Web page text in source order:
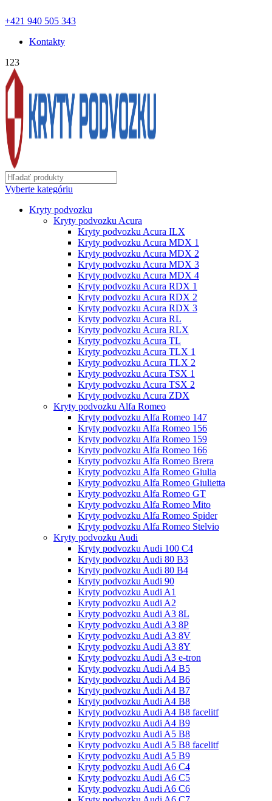
+421 940 505 343
Kontakty
123
Vyberte kategóriu
Kryty podvozku
Kryty podvozku Acura
Kryty podvozku Acura ILX
Kryty podvozku Acura MDX 1
Kryty podvozku Acura MDX 2
Kryty podvozku Acura MDX 3
Kryty podvozku Acura MDX 4
Kryty podvozku Acura RDX 1
Kryty podvozku Acura RDX 2
Kryty podvozku Acura RDX 3
Kryty podvozku Acura RL
Kryty podvozku Acura RLX
Kryty podvozku Acura TL
Kryty podvozku Acura TLX 1
Kryty podvozku Acura TLX 2
Kryty podvozku Acura TSX 1
Kryty podvozku Acura TSX 2
Kryty podvozku Acura ZDX
Kryty podvozku Alfa Romeo
Kryty podvozku Alfa Romeo 147
Kryty podvozku Alfa Romeo 156
Kryty podvozku Alfa Romeo 159
Kryty podvozku Alfa Romeo 166
Kryty podvozku Alfa Romeo Brera
Kryty podvozku Alfa Romeo Giulia
Kryty podvozku Alfa Romeo Giulietta
Kryty podvozku Alfa Romeo GT
Kryty podvozku Alfa Romeo Mito
Kryty podvozku Alfa Romeo Spider
Kryty podvozku Alfa Romeo Stelvio
Kryty podvozku Audi
Kryty podvozku Audi 100 С4
Kryty podvozku Audi 80 B3
Kryty podvozku Audi 80 B4
Kryty podvozku Audi 90
Kryty podvozku Audi A1
Kryty podvozku Audi A2
Kryty podvozku Audi A3 8L
Kryty podvozku Audi A3 8P
Kryty podvozku Audi A3 8V
Kryty podvozku Audi A3 8Y
Kryty podvozku Audi A3 e-tron
Kryty podvozku Audi A4 B5
Kryty podvozku Audi A4 B6
Kryty podvozku Audi A4 B7
Kryty podvozku Audi A4 B8
Kryty podvozku Audi A4 B8 facelitf
Kryty podvozku Audi A4 B9
Kryty podvozku Audi A5 B8
Kryty podvozku Audi A5 B8 facelitf
Kryty podvozku Audi A5 B9
Kryty podvozku Audi A6 C4
Kryty podvozku Audi A6 C5
Kryty podvozku Audi A6 C6